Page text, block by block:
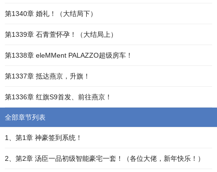
第1340章 婚礼！（大结局下）
第1339章 石青萱怀孕！（大结局上）
第1338章 eleMMent PALAZZO超级房车！
第1337章 抵达燕京，升旗！
第1336章 红旗S9首发、前往燕京！
全部章节列表
1、第1章 神豪签到系统！
2、第2章 汤臣一品初级智能豪宅一套！（各位大佬，新年快乐！）